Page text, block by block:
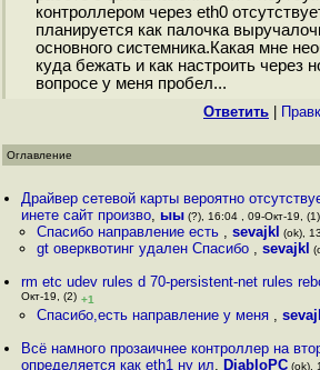
контроллером через eth0
планируется как палочка
основного системника.Какая мне
куда бежать и как настроить через
вопросе у меня пробел...
Ответить
Оглавление
Драйвер сетевой карты вероятно
инете сайт произво, ыы (?), 16:04 , 09-Окт-19, (1)
Спасибо направление есть , sevajkl (ok),
gt оверквотинг удален Спасибо , sevajkl
rm etc udev rules d 70-persistent-net rules
Окт-19, (2) +1
Спасибо,есть направление у меня ,
Всё намного прозаичнее контроллер на
определяется как eth1 ну ил, DiabloPC (ok),